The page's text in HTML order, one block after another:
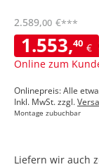
1.553,40 €
Online zum
2.589,00 €***
Onlinepreis: Alle
Inkl. MwSt. zzgl.
Montage zubuchbar
Liefern wir auch